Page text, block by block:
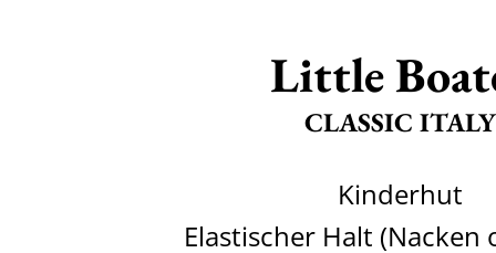
Little
CLASSIC ITALY
Kinderhut
Elastischer Halt (Nacken